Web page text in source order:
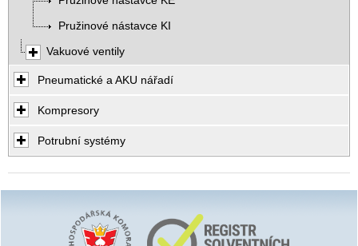
Pružinové nástavce KI
Vakuové ventily
Pneumatické a AKU nářadí
Kompresory
Potrubní systémy